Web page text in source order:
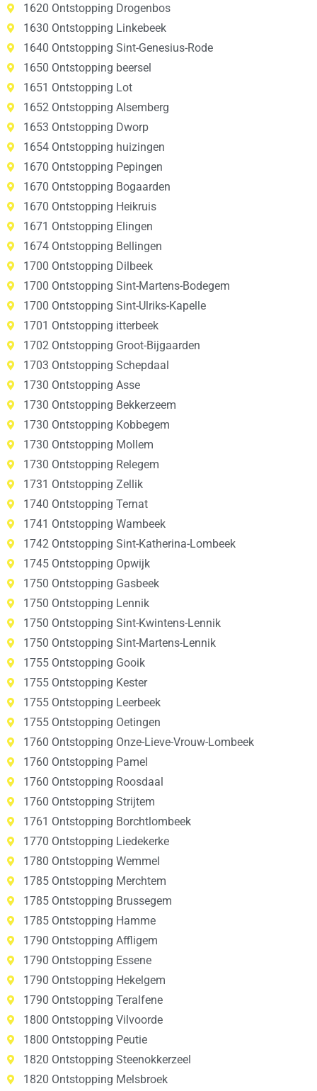
1620 Ontstopping Drogenbos
1630 Ontstopping Linkebeek
1640 Ontstopping Sint-Genesius-Rode
1650 Ontstopping beersel
1651 Ontstopping Lot
1652 Ontstopping Alsemberg
1653 Ontstopping Dworp
1654 Ontstopping huizingen
1670 Ontstopping Pepingen
1670 Ontstopping Bogaarden
1670 Ontstopping Heikruis
1671 Ontstopping Elingen
1674 Ontstopping Bellingen
1700 Ontstopping Dilbeek
1700 Ontstopping Sint-Martens-Bodegem
1700 Ontstopping Sint-Ulriks-Kapelle
1701 Ontstopping itterbeek
1702 Ontstopping Groot-Bijgaarden
1703 Ontstopping Schepdaal
1730 Ontstopping Asse
1730 Ontstopping Bekkerzeem
1730 Ontstopping Kobbegem
1730 Ontstopping Mollem
1730 Ontstopping Relegem
1731 Ontstopping Zellik
1740 Ontstopping Ternat
1741 Ontstopping Wambeek
1742 Ontstopping Sint-Katherina-Lombeek
1745 Ontstopping Opwijk
1750 Ontstopping Gasbeek
1750 Ontstopping Lennik
1750 Ontstopping Sint-Kwintens-Lennik
1750 Ontstopping Sint-Martens-Lennik
1755 Ontstopping Gooik
1755 Ontstopping Kester
1755 Ontstopping Leerbeek
1755 Ontstopping Oetingen
1760 Ontstopping Onze-Lieve-Vrouw-Lombeek
1760 Ontstopping Pamel
1760 Ontstopping Roosdaal
1760 Ontstopping Strijtem
1761 Ontstopping Borchtlombeek
1770 Ontstopping Liedekerke
1780 Ontstopping Wemmel
1785 Ontstopping Merchtem
1785 Ontstopping Brussegem
1785 Ontstopping Hamme
1790 Ontstopping Affligem
1790 Ontstopping Essene
1790 Ontstopping Hekelgem
1790 Ontstopping Teralfene
1800 Ontstopping Vilvoorde
1800 Ontstopping Peutie
1820 Ontstopping Steenokkerzeel
1820 Ontstopping Melsbroek